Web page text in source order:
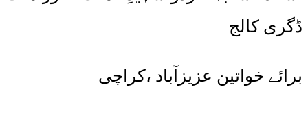
ڈگری کالج
برائے خواتین عزیزآباد ،کراچی